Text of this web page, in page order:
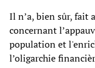
Il n’a, bien sûr, fait
concernant
population et
l’oligarchie